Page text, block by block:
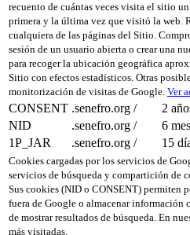
recuento de cuántas veces visita el sitio
primera y la última vez que visitó la web.
cualquiera de las páginas del Sitio.
sesión de un usuario abierta o crear una
para recoger la ubicación geográfica
Sitio con efectos estadísticos. Otras
monitorización de visitas de Google. Ver
CONSENT .senefro.org /
2
NID
.senefro.org /
6
1P_JAR
.senefro.org / 15
Cookies cargadas por los servicios de
servicios de búsqueda y compartición de
Sus cookies (NID o CONSENT) permiten
fuera de Google o almacenar información
de mostrar resultados de búsqueda. En
más visitadas.